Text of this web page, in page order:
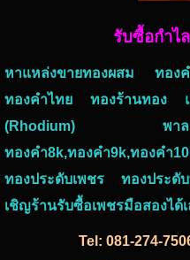
รับซื้อกำไ
หาแหล่งขายทองผสม ทอง
ทองคำไทย ทองร้านทอง
(Rhodium) พาล
ทองคำ8k,ทองคำ9k,ทองคำ
ทองประดับเพชร ทองประ
เชิญร้านรับซื้อเพชรมือสองได้
Tel:081-274-